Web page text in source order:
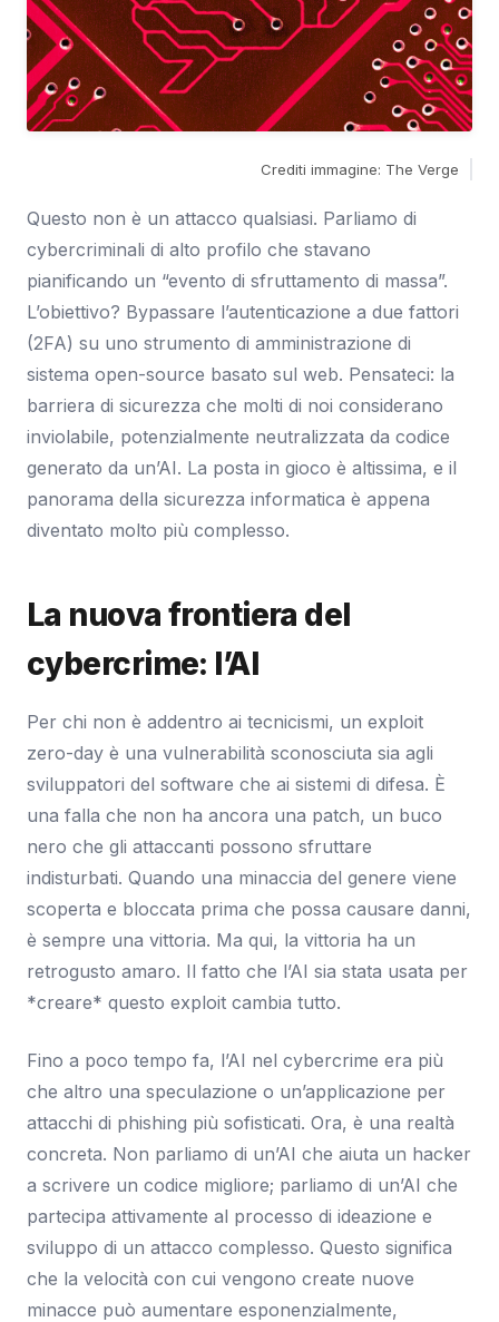
Crediti immagine: The Verge
Questo non è un attacco qualsiasi. Parliamo di
cybercriminali di alto profilo che stavano
pianificando un “evento di sfruttamento di massa”.
L’obiettivo? Bypassare l’autenticazione a due fattori
(2FA) su uno strumento di amministrazione di
sistema open-source basato sul web. Pensateci: la
barriera di sicurezza che molti di noi considerano
inviolabile, potenzialmente neutralizzata da codice
generato da un’AI. La posta in gioco è altissima, e il
panorama della sicurezza informatica è appena
diventato molto più complesso.
La nuova frontiera del
cybercrime: l’AI
Per chi non è addentro ai tecnicismi, un exploit
zero-day è una vulnerabilità sconosciuta sia agli
sviluppatori del software che ai sistemi di difesa. È
una falla che non ha ancora una patch, un buco
nero che gli attaccanti possono sfruttare
indisturbati. Quando una minaccia del genere viene
scoperta e bloccata prima che possa causare danni,
è sempre una vittoria. Ma qui, la vittoria ha un
retrogusto amaro. Il fatto che l’AI sia stata usata per
*creare* questo exploit cambia tutto.
Fino a poco tempo fa, l’AI nel cybercrime era più
che altro una speculazione o un’applicazione per
attacchi di phishing più sofisticati. Ora, è una realtà
concreta. Non parliamo di un’AI che aiuta un hacker
a scrivere un codice migliore; parliamo di un’AI che
partecipa attivamente al processo di ideazione e
sviluppo di un attacco complesso. Questo significa
che la velocità con cui vengono create nuove
minacce può aumentare esponenzialmente,